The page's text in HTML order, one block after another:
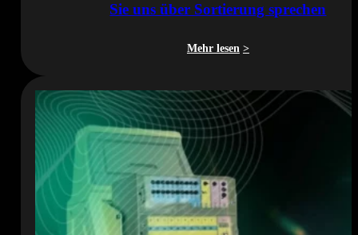
Sie uns über Sortierung sprechen
Mehr lesen